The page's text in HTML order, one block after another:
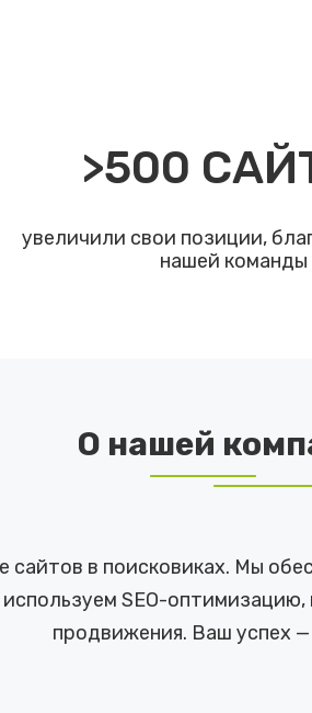
>500
увеличили свои позиции,
нашей команды
О нашей
сайтов в поисковиках. Мы
SEO-
продвижения. Ваш успех